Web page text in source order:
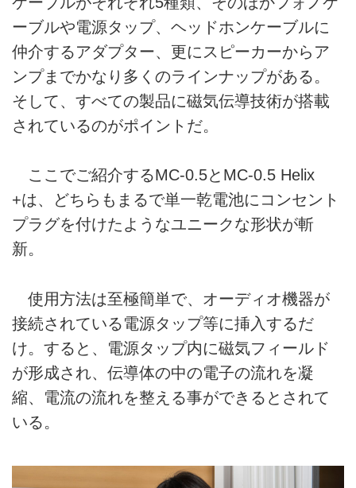
ーブルや電源タップ、ヘッドホンケーブルに
仲介するアダプター、更にスピーカーからア
ンプまでかなり多くのラインナップがある。
そして、すべての製品に磁気伝導技術が搭載
されているのがポイントだ。
ここでご紹介するMC-0.5とMC-0.5 Helix
+は、どちらもまるで単一乾電池にコンセント
プラグを付けたようなユニークな形状が斬
新。
使用方法は至極簡単で、オーディオ機器が
接続されている電源タップ等に挿入するだ
け。すると、電源タップ内に磁気フィールド
が形成され、伝導体の中の電子の流れを凝
縮、電流の流れを整える事ができるとされて
いる。